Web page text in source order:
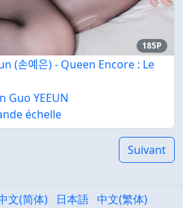
185P
- Queen Encore : Le
Guo YEEUN
échelle
Suivant
文(简体) 日本語 中文(繁体)